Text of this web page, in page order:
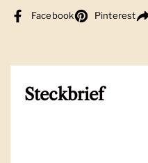
Facebook Pinterest
Steckbrief